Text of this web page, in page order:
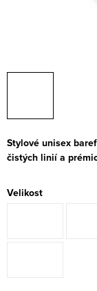
Stylové unisex
čistých linií a
Velikost